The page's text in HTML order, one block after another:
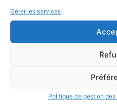
Gérer les services
Politique de gestion
lingettes démaquillantes
produits de soins.
Ce panier est vendu seul
l’agrémenter de ses petites
76 % chlorofibre